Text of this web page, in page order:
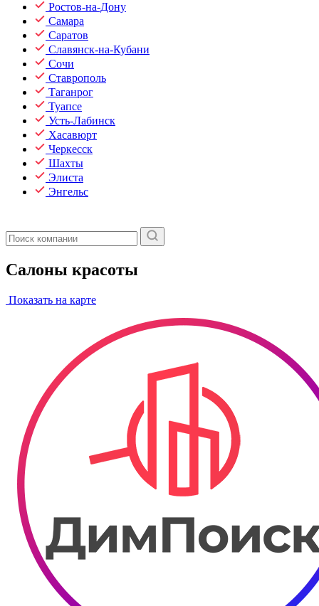
Ростов-на-Дону
Самара
Саратов
Славянск-на-Кубани
Сочи
Ставрополь
Таганрог
Туапсе
Усть-Лабинск
Хасавюрт
Черкесск
Шахты
Элиста
Энгельс
Салоны красоты
Показать на карте